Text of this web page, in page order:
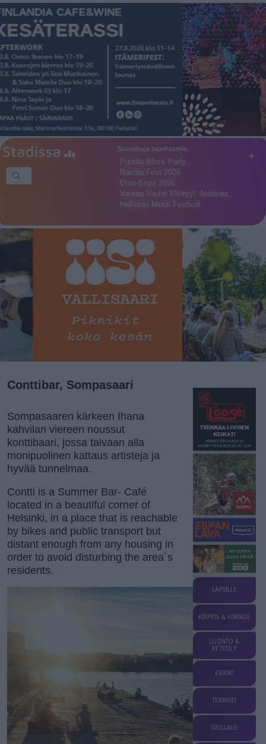
+
Suosittuja tapahtumia
Puotila Block Party
Rastila Fest 2026
Etno-Espa 2026
Vantaa Vauhti Kiihtyy! -festivaa…
Hellsinki Metal Festival
Conttibar, Sompasaari
Sompasaaren kärkeen Ihana
kahvilan viereen noussut
konttibaari, jossa taivaan alla
monipuolinen kattaus artisteja ja
hyvää tunnelmaa.
Contti is a Summer Bar- Café
located in a beautiful corner of
Helsinki, in a place that is reachable
by bikes and public transport but
distant enough from any housing in
order to avoid disturbing the area´s
residents.
LAPSILLE
KIRPPIS & VINTAGE
LUONTO &
RETKEILY
KEIKAT
TERASSIT
GRILLAUS